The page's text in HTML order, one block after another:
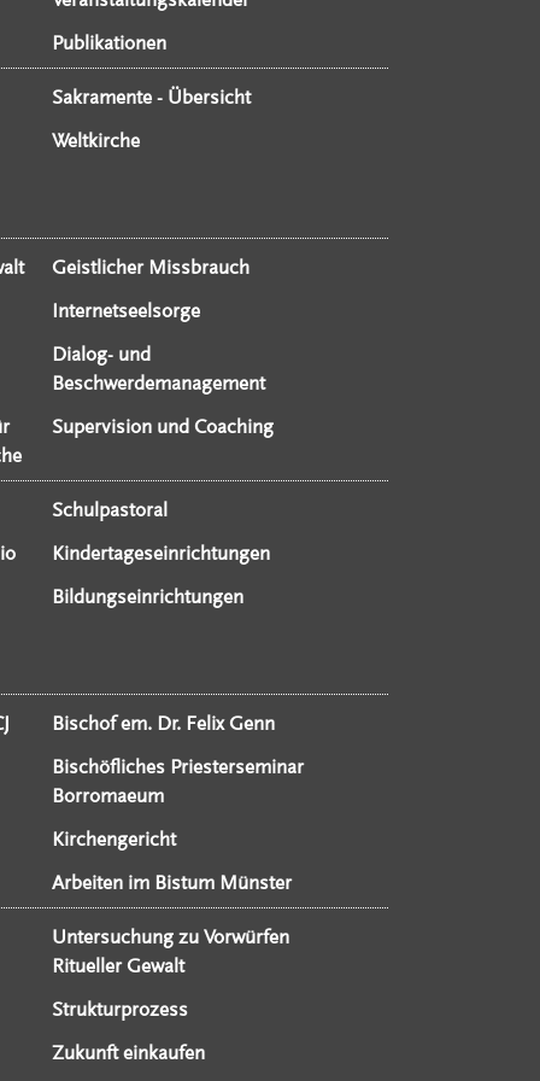
Publikationen
Sakramente - Übersicht
Weltkirche
Geistlicher Missbrauch
Internetseelsorge
Dialog- und
Beschwerdemanagement
Supervision und Coaching
Schulpastoral
Kindertageseinrichtungen
Bildungseinrichtungen
Bischof em. Dr. Felix Genn
Bischöfliches Priesterseminar
Borromaeum
Kirchengericht
Arbeiten im Bistum Münster
Untersuchung zu Vorwürfen
Ritueller Gewalt
Strukturprozess
Zukunft einkaufen